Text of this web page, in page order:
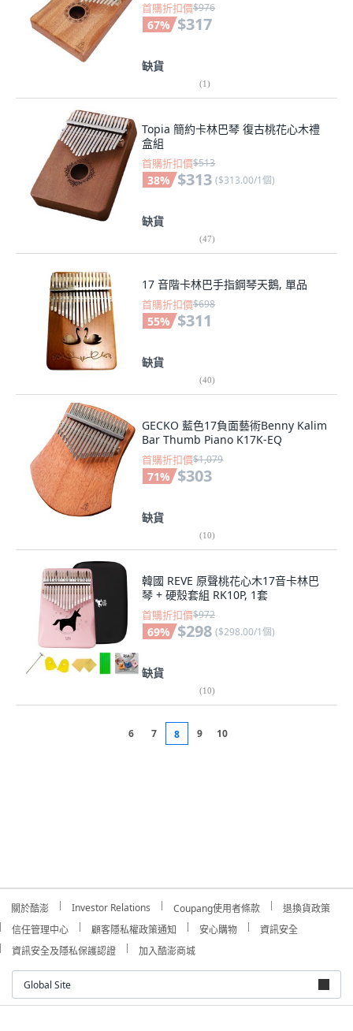
首購折扣價$976
67% $317
缺貨
(1)
Topia 簡約卡林巴琴 復古桃花心木禮
盒組
首購折扣價$513
38% $313 ($313.00/1個)
缺貨
(47)
17 音階卡林巴手指鋼琴天鵝, 單品
首購折扣價$698
55% $311
缺貨
(40)
GECKO 藍色17負面藝術Benny Kalim
Bar Thumb Piano K17K-EQ
首購折扣價$1,079
71% $303
缺貨
(10)
韓國 REVE 原聲桃花心木17音卡林巴
琴 + 硬殼套組 RK10P, 1套
首購折扣價$972
69% $298 ($298.00/1個)
缺貨
(10)
6 7 8 9 10
關於酷澎 Investor Relations Coupang使用者條款
退換貨政策
信任管理中心
顧客隱私權政策通知 安心購物
資訊安全
資訊安全及隱私保護認證
加入酷澎商城
Global Site